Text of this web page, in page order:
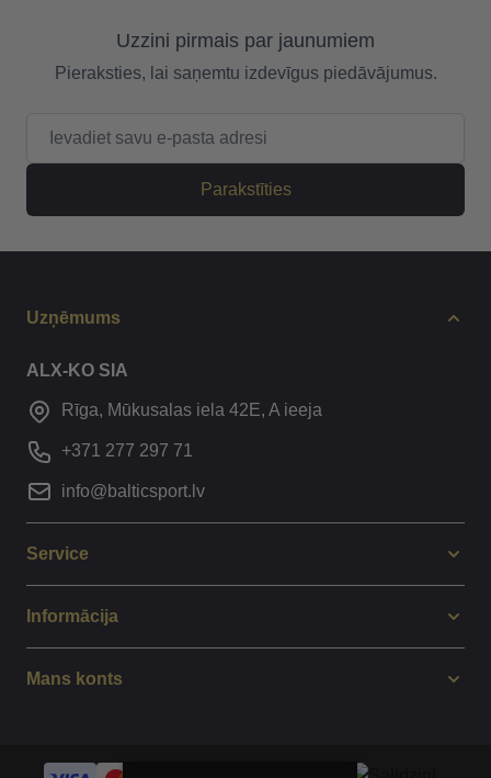
Uzzini pirmais par jaunumiem
Pieraksties, lai saņemtu izdevīgus piedāvājumus.
Parakstīties
Uzņēmums
ALX-KO SIA
Rīga, Mūkusalas iela 42E, A ieeja
+371 277 297 71
info@balticsport.lv
Service
Informācija
Mans konts